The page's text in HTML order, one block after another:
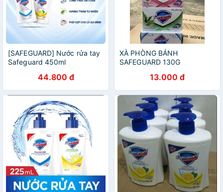
[SAFEGUARD] Nước rửa tay
Safeguard 450ml
44.800 đ
XÀ PHÒNG BÁNH
SAFEGUARD 130G
13.000 đ